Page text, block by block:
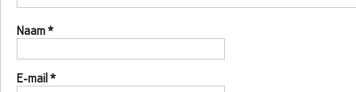
Naam*
E-mail *